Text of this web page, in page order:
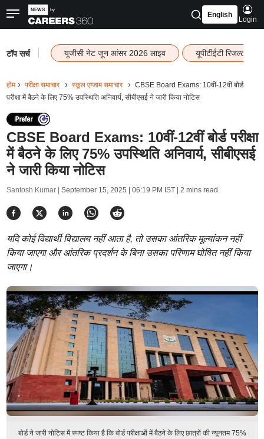
English
Login
टॉप सर्च यूजीसी नेट जून आंसर 2026 लाइव यूपीटीईटी रिजल्ट
होम परीक्षा समाचार स्कूल एग्जाम समाचार
CBSE Board Exams: 10वीं-12वीं बोर्ड
परीक्षा में बैठने के लिए 75% उपस्थिति अनिवार्य, सीबीएसई ने जारी किया नोटिस
CBSE Board Exams: 10वीं-12वीं बोर्ड परीक्षा
में बैठने के लिए 75% उपस्थिति अनिवार्य, सीबीएसई
ने जारी किया नोटिस
Santosh Kumar | September 15, 2025 | 06:19 PM IST| 2 mins read
यदि कोई विद्यार्थी विद्यालय नहीं आता है, तो उसका आंतरिक मूल्यांकन नहीं
किया जाएगा और आंतरिक प्रदर्शन के बिना उसका परिणाम घोषित नहीं किया
जाएगा।
बोर्ड ने जारी नोटिस में स्पष्ट किया है कि बोर्ड परीक्षाओं में बैठने के लिए छात्रों की न्यूनतम 75%